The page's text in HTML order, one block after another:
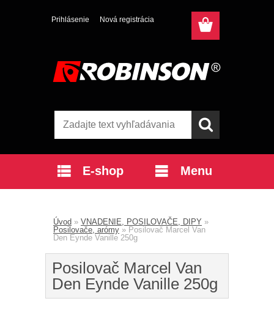
Prihlásenie Nová registrácia
E-shop Menu
Úvod » VNADENIE, POSILOVAČE, DIPY »
Posilovače, arómy » Posilovač Marcel Van
Den Eynde Vanille 250g
Posilovač Marcel Van
Den Eynde Vanille 250g